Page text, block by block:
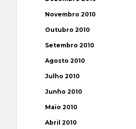
Novembro 2010
Outubro 2010
Setembro 2010
Agosto 2010
Julho 2010
Junho 2010
Maio 2010
Abril 2010